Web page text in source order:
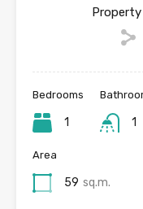
Property
Bedrooms
1 1
Area
59 sq.m.